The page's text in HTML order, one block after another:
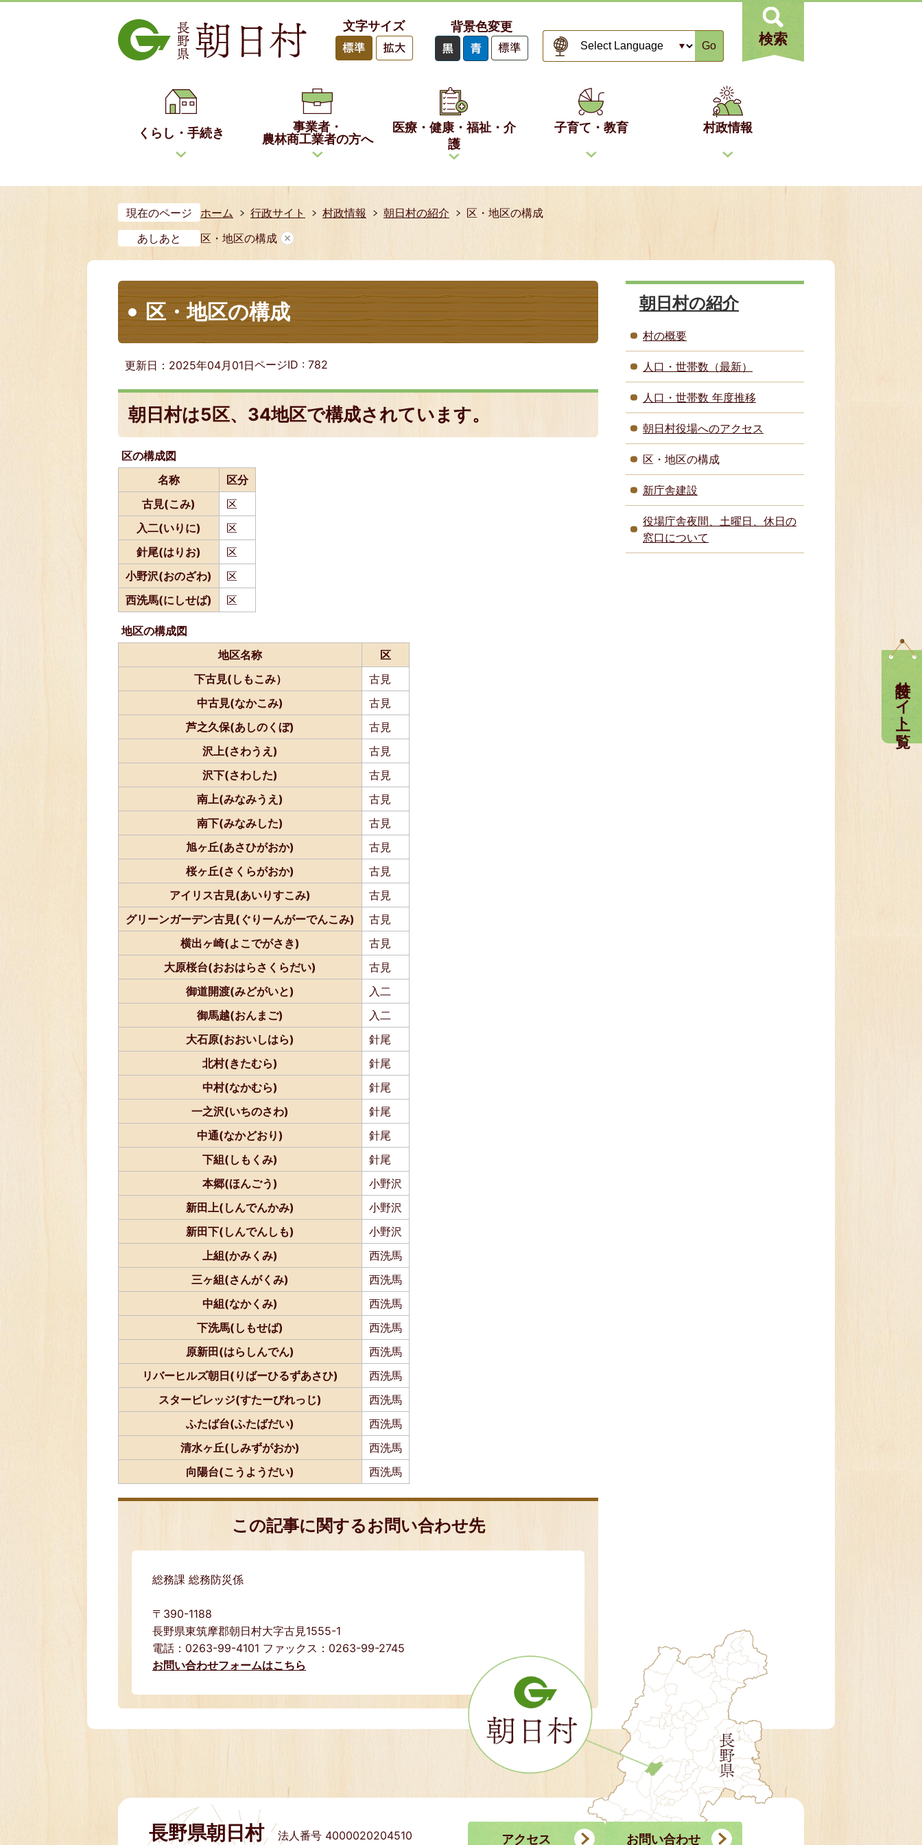
文字サイズ 背景色変更
Go 検索
特設サイト一覧
くらし・手続き
事業者・
農林商工業者の方へ
医療・健康・福祉・介
護
子育て・教育 村政情報
現在のページ ホーム 行政サイト 村政情報 朝日村の紹介
区・地区の構成
あしあと
区・地区の構成
区・地区の構成
更新日：2025年04月01日ページID : 782
朝日村は5区、34地区で構成されています。
区の構成図
名称
区分
古見(こみ)
区
入二(いりに)
区
針尾(はりお)
区
小野沢(おのざわ)
区
西洗馬(にしせば)
区
地区の構成図
地区名称
区
下古見(しもこみ）
古見
中古見(なかこみ)
古見
芦之久保(あしのくぼ)
古見
沢上(さわうえ)
古見
沢下(さわした)
古見
南上(みなみうえ)
古見
南下(みなみした)
古見
旭ヶ丘(あさひがおか)
古見
桜ヶ丘(さくらがおか)
古見
アイリス古見(あいりすこみ)
古見
グリーンガーデン古見(ぐりーんがーでんこみ)
古見
横出ヶ崎(よこでがさき)
古見
大原桜台(おおはらさくらだい)
古見
御道開渡(みどがいと)
入二
御馬越(おんまご)
入二
大石原(おおいしはら)
針尾
北村(きたむら)
針尾
中村(なかむら)
針尾
一之沢(いちのさわ)
針尾
中通(なかどおり)
針尾
下組(しもくみ)
針尾
本郷(ほんごう)
小野沢
新田上(しんでんかみ)
小野沢
新田下(しんでんしも)
小野沢
上組(かみくみ)
西洗馬
三ヶ組(さんがくみ)
西洗馬
中組(なかくみ)
西洗馬
下洗馬(しもせば)
西洗馬
原新田(はらしんでん)
西洗馬
リバーヒルズ朝日(りばーひるずあさひ)
西洗馬
スタービレッジ(すたーびれっじ)
西洗馬
ふたば台(ふたばだい)
西洗馬
清水ヶ丘(しみずがおか)
西洗馬
向陽台(こうようだい)
西洗馬
この記事に関するお問い合わせ先
総務課 総務防災係
〒390-1188
長野県東筑摩郡朝日村大字古見1555-1
電話：0263-99-4101 ファックス：0263-99-2745
お問い合わせフォームはこちら
朝日村の紹介
村の概要
人口・世帯数（最新）
人口・世帯数 年度推移
朝日村役場へのアクセス
区・地区の構成
新庁舎建設
役場庁舎夜間、土曜日、休日の
窓口について
長野県朝日村 法人番号 4000020204510 アクセス お問い合わせ